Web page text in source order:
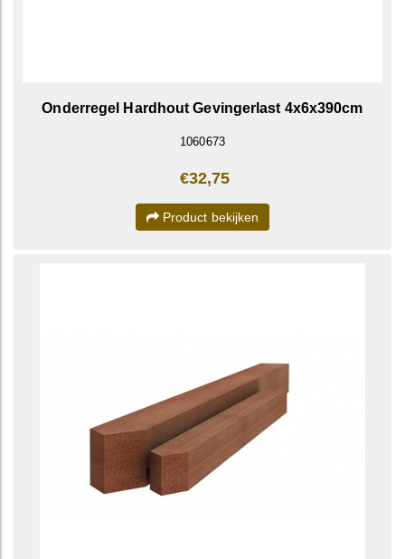
Onderregel Hardhout Gevingerlast 4x6x390cm
1060673
€32,75
Product bekijken